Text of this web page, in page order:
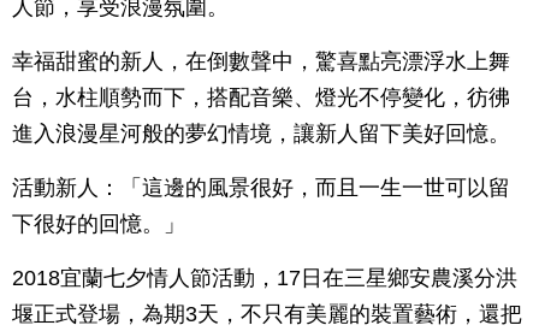
人節，享受浪漫氛圍。
幸福甜蜜的新人，在倒數聲中，驚喜點亮漂浮水上舞
台，水柱順勢而下，搭配音樂、燈光不停變化，彷彿
進入浪漫星河般的夢幻情境，讓新人留下美好回憶。
活動新人：「這邊的風景很好，而且一生一世可以留
下很好的回憶。」
2018宜蘭七夕情人節活動，17日在三星鄉安農溪分洪
堰正式登場，為期3天，不只有美麗的裝置藝術，還把